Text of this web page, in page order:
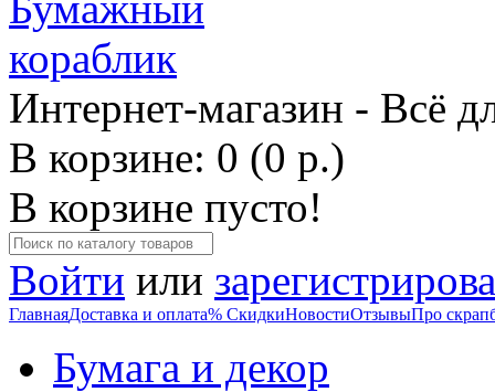
Интернет-магазин - Всё
В корзине: 0 (0 р.)
В корзине пусто!
Войти или
ГлавнаяДоставка и оплата% СкидкиНовостиОтзывыПро
Бумага и декор